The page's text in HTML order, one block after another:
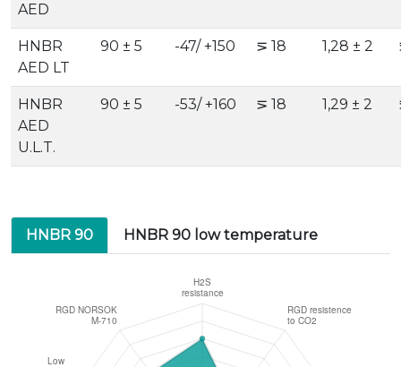
AED
HNBR
AED LT
90 ± 5 -47/ +150 ⋝ 18 1,28 ± 2
HNBR
AED
U.L.T.
90 ± 5 -53/ +160 ⋝ 18 1,29 ± 2
HNBR 90 HNBR 90 low temperature